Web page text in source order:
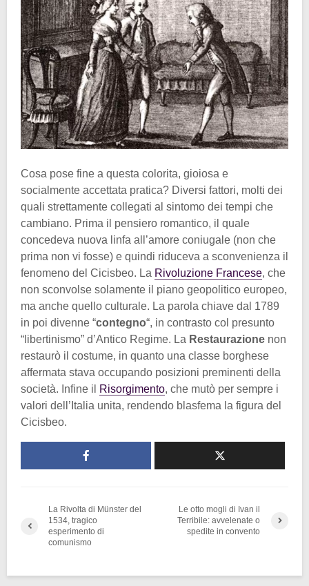
Cosa pose fine a questa colorita, gioiosa e
socialmente accettata pratica? Diversi fattori, molti dei
quali strettamente collegati al sintomo dei tempi che
cambiano. Prima il pensiero romantico, il quale
concedeva nuova linfa all’amore coniugale (non che
prima non vi fosse) e quindi riduceva a sconvenienza il
fenomeno del Cicisbeo. La Rivoluzione Francese, che
non sconvolse solamente il piano geopolitico europeo,
ma anche quello culturale. La parola chiave dal 1789
in poi divenne “contegno“, in contrasto col presunto
“libertinismo” d’Antico Regime. La Restaurazione non
restaurò il costume, in quanto una classe borghese
affermata stava occupando posizioni preminenti della
società. Infine il
Risorgimento, che mutò per sempre i
valori dell’Italia unita, rendendo blasfema la figura del
Cicisbeo.
La Rivolta di Münster del
1534, tragico
esperimento di
comunismo
Le otto mogli di Ivan il
Terribile: avvelenate o
spedite in convento